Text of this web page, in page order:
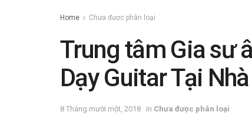
Home Chưa được phân loại
Trung tâm Gia sư
Dạy Guitar Tại Nhà
8 Tháng mười một, 2018 in Chưa được phân loại